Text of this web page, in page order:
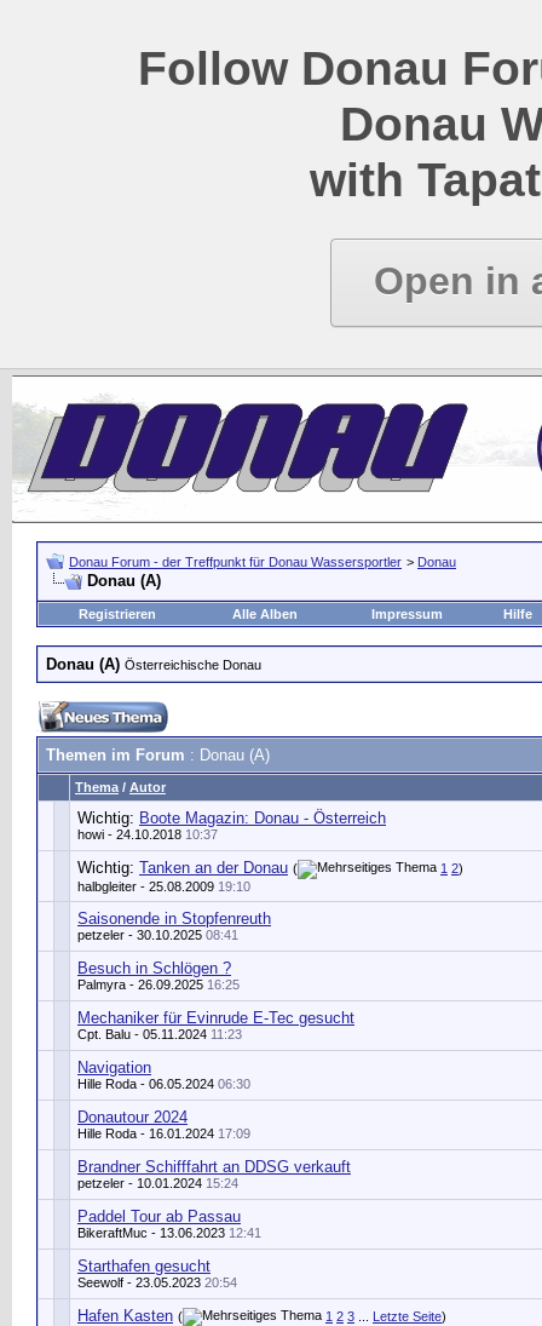
Follow Donau
Donau
with
Open in
Donau Forum - der Treffpunkt für Donau Wassersportler > Donau
Donau (A)
Registrieren Alle Alben Impressum Hilfe
Donau (A) Österreichische Donau
Themen im Forum : Donau (A)
Thema / Autor
Wichtig: Boote Magazin: Donau - Österreich
howi - 24.10.2018 10:37
Wichtig: Tanken an der Donau ( 1 2)
halbgleiter - 25.08.2009 19:10
Saisonende in Stopfenreuth
petzeler - 30.10.2025 08:41
Besuch in Schlögen ?
Palmyra - 26.09.2025 16:25
Mechaniker für Evinrude E-Tec gesucht
Cpt. Balu - 05.11.2024 11:23
Navigation
Hille Roda - 06.05.2024 06:30
Donautour 2024
Hille Roda - 16.01.2024 17:09
Brandner Schifffahrt an DDSG verkauft
petzeler - 10.01.2024 15:24
Paddel Tour ab Passau
BikeraftMuc - 13.06.2023 12:41
Starthafen gesucht
Seewolf - 23.05.2023 20:54
Hafen Kasten ( 1 2 3 Letzte Seite)